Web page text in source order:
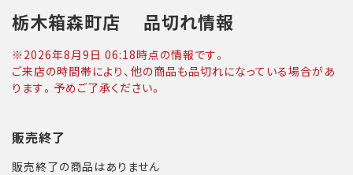
栃木箱森町店 品切れ情報
※ 2026年8月9日 06:18時点の情報です。
ご来店の時間帯により、他の商品も品切れになっている場合があ
ります。予めご了承ください。
販売終了
販売終了の商品はありません